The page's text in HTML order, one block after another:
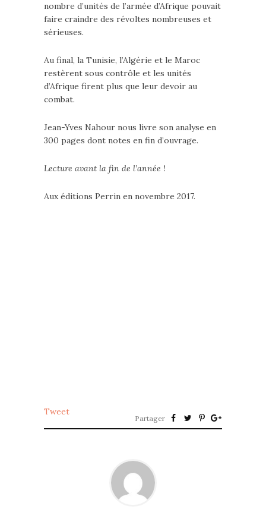
nombre d’unités de l’armée d’Afrique pouvait
faire craindre des révoltes nombreuses et
sérieuses.
Au final, la Tunisie, l’Algérie et le Maroc
restèrent sous contrôle et les unités
d’Afrique firent plus que leur devoir au
combat.
Jean-Yves Nahour nous livre son analyse en
300 pages dont notes en fin d’ouvrage.
Lecture avant la fin de l’année !
Aux éditions Perrin en novembre 2017.
Tweet
Partager